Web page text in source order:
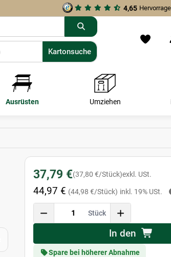
4,65
Kartonsuche
Kartonsuche
Ausrüsten Umziehen
37,79 €(37,80 €/Stück)exkl. USt.
44,97 € (44,98 €/Stück) inkl. 19% USt.
Stück
In den
Spare bei höherer Abnahme